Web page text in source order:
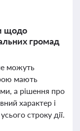
щодо
громад
можуть
мають
а рішення про
характер і
строку дії.